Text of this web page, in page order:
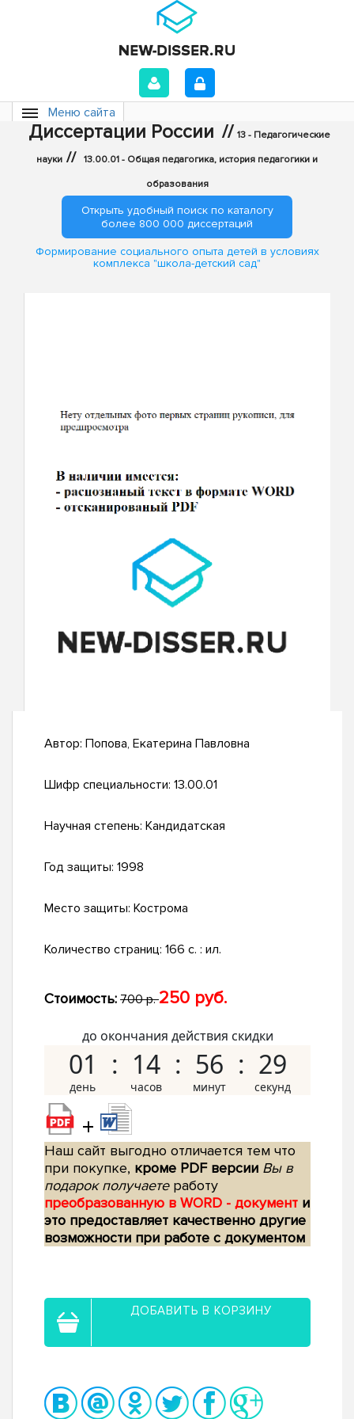
Меню сайта
Диссертации России // 13 - Педагогические
науки // 13.00.01 - Общая педагогика, история педагогики и
образования
Открыть удобный поиск по каталогу
более 800 000 диссертаций
Формирование социального опыта детей в условиях
комплекса "школа-детский сад"
Автор: Попова, Екатерина Павловна
Шифр специальности: 13.00.01
Научная степень: Кандидатская
Год защиты: 1998
Место защиты: Кострома
Количество страниц: 166 с. : ил.
Стоимость: 700 р.250 руб.
до окончания действия скидки
01 14 56 28
+
Наш сайт выгодно отличается тем что
при покупке, кроме PDF версии Вы в
подарок получаетеработу
преобразованную в WORD - документ и
это предоставляет качественно другие
возможности при работе с документом
ДОБАВИТЬ В КОРЗИНУ